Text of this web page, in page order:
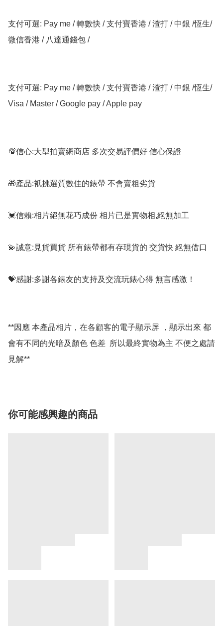
支付可選: Pay me / 轉數快 / 支付寶香港 / 渣打 / 中銀 /恆生/
微信香港 / 八達通錢包 /
支付可選: Pay me / 轉數快 / 支付寶香港 / 渣打 / 中銀 /恆生/
Visa / Master / Google pay / Apple pay
💯信心:大型拍賣網商店 多次交易評價好 信心保證
🎁產品:衹挑選質數佳的錶帶 不會賣粗劣貨
💓信賴:相片絕無花巧成份 相片已是實物相,絕無加工
💫誠意:見貨買貨 所有錶帶都有存現貨的 交貨快 絕無借口
💝感謝:多謝各錶友的支持及交流玩錶心得 無言感激！
**因應 本產品相片，在各顧客的電子顯示屏 ，顯示出來 都
會有不同的光喑及顏色 色差  所以最終實物為主 不便之處請
你可能感興趣的商品